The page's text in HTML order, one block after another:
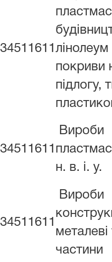
34511611 лінолеум
покриви
підлогу,
34511611
Вироби
н. в. і. у.
34511611
Вироби
металеві
частини